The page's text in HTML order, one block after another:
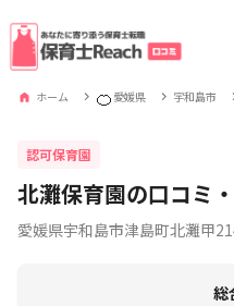
ホーム 🍊 愛媛県 宇和島市
認可保育園
北灘保育園の口コミ
愛媛県宇和島市津島町北灘甲
総